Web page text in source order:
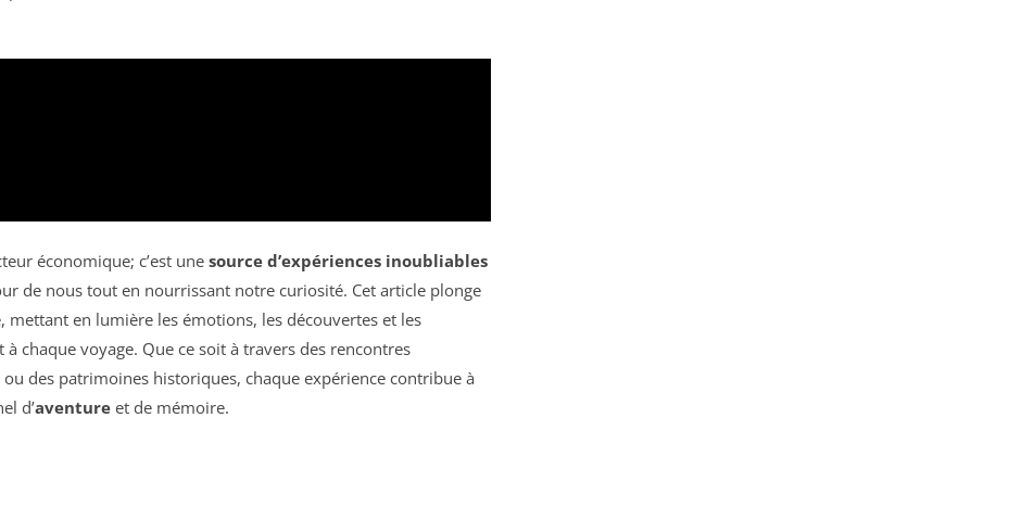
économique; c’est une source d’expériences inoubliables
de nous tout en nourrissant notre curiosité. Cet article plonge
en lumière les émotions, les découvertes et les
chaque voyage. Que ce soit à travers des rencontres
des patrimoines historiques, chaque expérience contribue à
d’aventure et de mémoire.